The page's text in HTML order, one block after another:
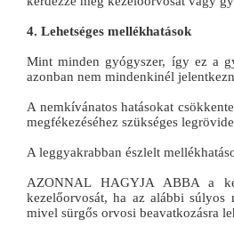
4. Lehetséges mellékhatások
Mint minden gyógyszer, így ez a
azonban nem mindenkinél
A nemkívánatos hatásokat
megfékezéséhez szükséges
A leggyakrabban észlelt
AZONNAL HAGYJA ABBA a
kezelőorvosát, ha az alábbi súlyos
mivel sürgős orvosi beavatkozásra